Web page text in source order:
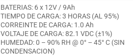
BATERIAS: 6 x 12V / 9Ah
TIEMPO DE CARGA: 3 HORAS (AL 95%)
CORREINTE DE CARGA: 1.0 Ah
VOLTAJE DE CARGA: 82.1 VDC (±1%)
HUMEDAD: 0 – 90% RH @ 0° – 45° C (SIN
CONDENSACION)